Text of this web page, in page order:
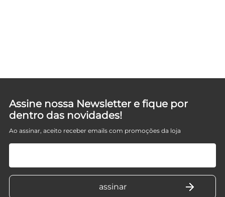
Assine nossa Newsletter e fique por
dentro das novidades!
Ao assinar, aceito receber emails com promoções da loja